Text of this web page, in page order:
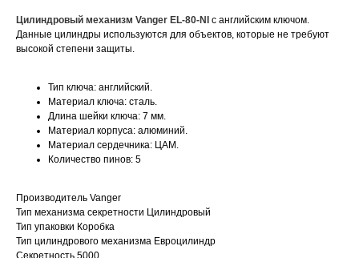
Цилиндровый механизм Vanger EL-80-NI с английским ключом.
Данные цилиндры используются для объектов, которые не требуют
высокой степени защиты.
Тип ключа: английский.
Материал ключа: сталь.
Длина шейки ключа: 7 мм.
Материал корпуса: алюминий.
Материал сердечника: ЦАМ.
Количество пинов: 5
Производитель Vanger
Тип механизма секретности Цилиндровый
Тип упаковки Коробка
Тип цилиндрового механизма Евроцилиндр